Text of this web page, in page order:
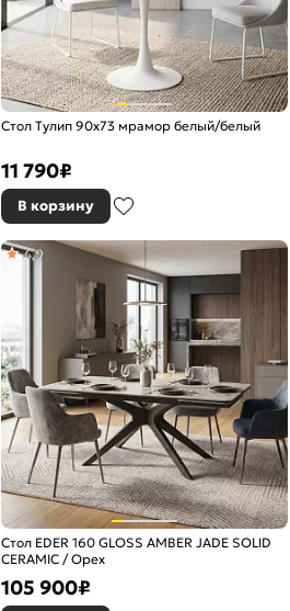
Стол Тулип 90х73 мрамор белый/белый
11 790₽
В корзину
Стол EDER 160 GLOSS AMBER JADE SOLID
CERAMIC / Орех
4,9
105 900₽